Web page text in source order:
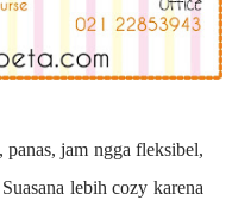
jam ngga fleksibel,
lebih cozy karena